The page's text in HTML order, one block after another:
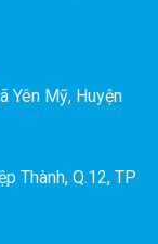
Yên Mỹ, Huyện
Thành, Q.12, TP